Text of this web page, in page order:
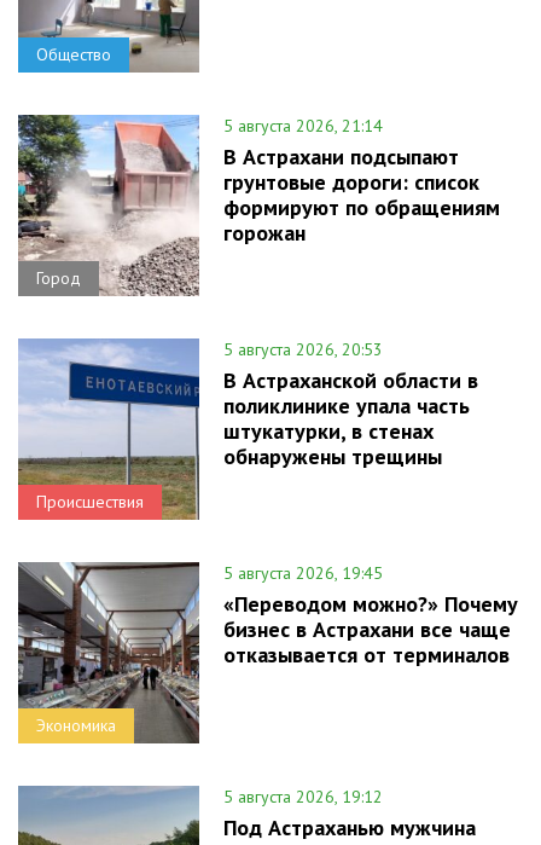
Общество
Город
5 августа 2026, 21:14
В Астрахани подсыпают
грунтовые дороги: список
формируют по обращениям
горожан
Происшествия
5 августа 2026, 20:53
В Астраханской области в
поликлинике упала часть
штукатурки, в стенах
обнаружены трещины
Экономика
5 августа 2026, 19:45
«Переводом можно?» Почему
бизнес в Астрахани все чаще
отказывается от терминалов
5 августа 2026, 19:12
Под Астраханью мужчина